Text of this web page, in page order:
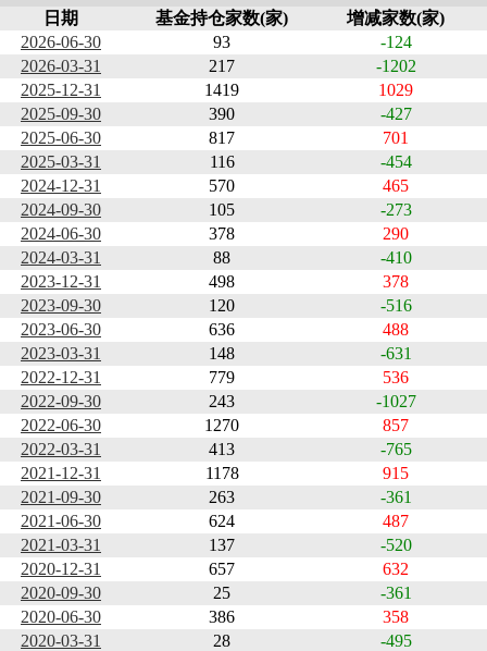
日期 基金持仓家数(家)
增减家数(家)
2026-06-30
93
-124
2026-03-31
217
-1202
2025-12-31
1419
1029
2025-09-30
390
-427
2025-06-30
817
701
2025-03-31
116
-454
2024-12-31
570
465
2024-09-30
105
-273
2024-06-30
378
290
2024-03-31
88
-410
2023-12-31
498
378
2023-09-30
120
-516
2023-06-30
636
488
2023-03-31
148
-631
2022-12-31
779
536
2022-09-30
243
-1027
2022-06-30
1270
857
2022-03-31
413
-765
2021-12-31
1178
915
2021-09-30
263
-361
2021-06-30
624
487
2021-03-31
137
-520
2020-12-31
657
632
2020-09-30
25
-361
2020-06-30
386
358
2020-03-31
28
-495